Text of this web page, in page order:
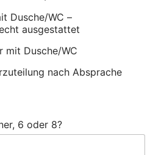
Dusche/WC –
ausgestattet
mit Dusche/WC
nach Absprache
6 oder 8?